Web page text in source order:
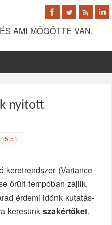
AMI MÖGÖTTE VAN.
nyitott
keretrendszer (Variance
őrült tempóban zajlik,
érdemi időnk kutatás-
keresünkszakértőket.